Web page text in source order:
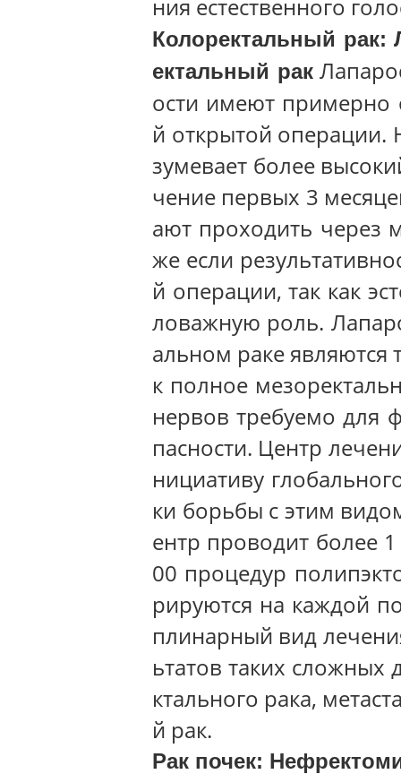
ния естественного
Колоректальный рак:
ектальный рак
ости имеют примерно
й открытой операции.
зумевает более
чение первых 3
ают проходить через
же если
й операции, так как
ловажную роль.
альном раке являются
к полное
нервов требуемо для
пасности. Центр
нициативу
ки борьбы с этим
ентр проводит более
00 процедур
рируются на каждой
плинарный вид
ьтатов таких сложных
ктального рака,
й рак.
Рак почек: